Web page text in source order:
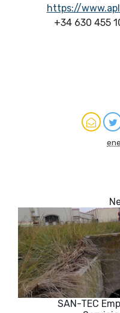
https://
+34 630 455
SAN-TEC